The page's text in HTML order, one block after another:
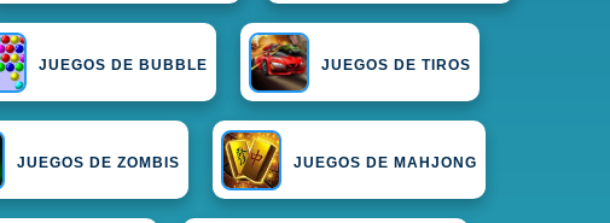
JUEGOS DE BUBBLE JUEGOS DE TIROS
JUEGOS DE ZOMBIS JUEGOS DE MAHJONG